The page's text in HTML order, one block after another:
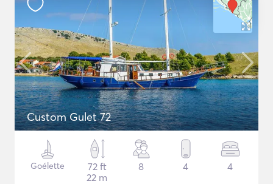
Custom Gulet 72
Goélette
72 ft
22 m
8 4 4